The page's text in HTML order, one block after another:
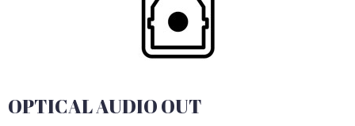
OPTICAL AUDIO OUT